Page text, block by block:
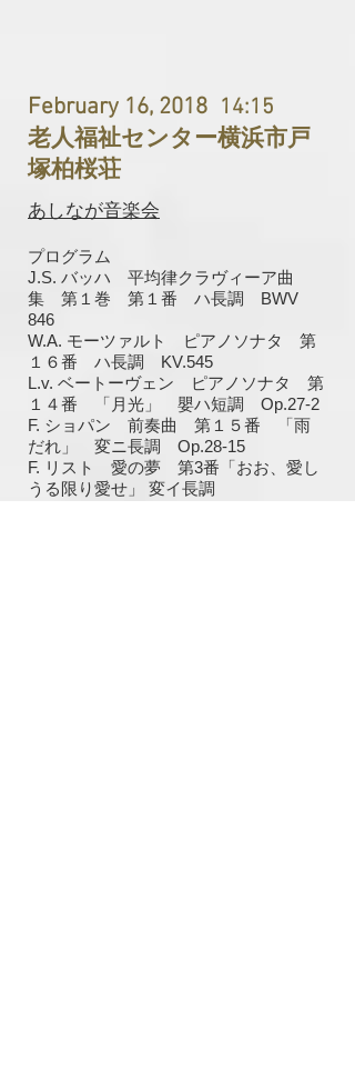
February 16, 2018 14:15
老人福祉センター横浜市戸
塚柏桜荘
あしなが音楽会
プログラム
J.S. バッハ 平均律クラヴィーア曲
集 第１巻 第１番 ハ長調 BWV
846
W.A. モーツァルト ピアノソナタ 第
１６番 ハ長調 KV.545
L.v. ベートーヴェン ピアノソナタ 第
１４番 「月光」 嬰ハ短調 Op.27-2
F. ショパン 前奏曲 第１５番 「雨
だれ」 変ニ長調 Op.28-15
F. リスト 愛の夢 第3番「おお、愛し
うる限り愛せ」 変イ長調